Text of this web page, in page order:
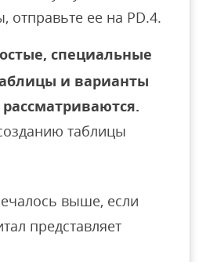
отправьте ее на PD.4.
специальные
и варианты
таблицы
выше, если
представляет